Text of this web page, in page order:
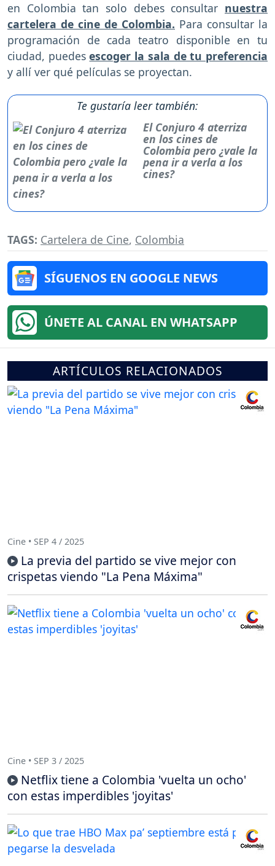
en Colombia tan solo debes consultar nuestra
cartelera de cine de Colombia. Para consultar la
programación de cada teatro disponible en tu
ciudad, puedesescoger la sala de tu preferencia
y allí ver qué películas se proyectan.
Te gustaría leer también:
El Conjuro 4 aterriza
en los cines de
Colombia pero ¿vale la
pena ir a verla a los
cines?
TAGS: Cartelera de Cine, Colombia
SÍGUENOS EN GOOGLE NEWS
ÚNETE AL CANAL EN WHATSAPP
ARTÍCULOS RELACIONADOS
Cine • SEP 4 / 2025
La previa del partido se vive mejor con
crispetas viendo "La Pena Máxima"
Cine • SEP 3 / 2025
Netflix tiene a Colombia 'vuelta un ocho'
con estas imperdibles 'joyitas'